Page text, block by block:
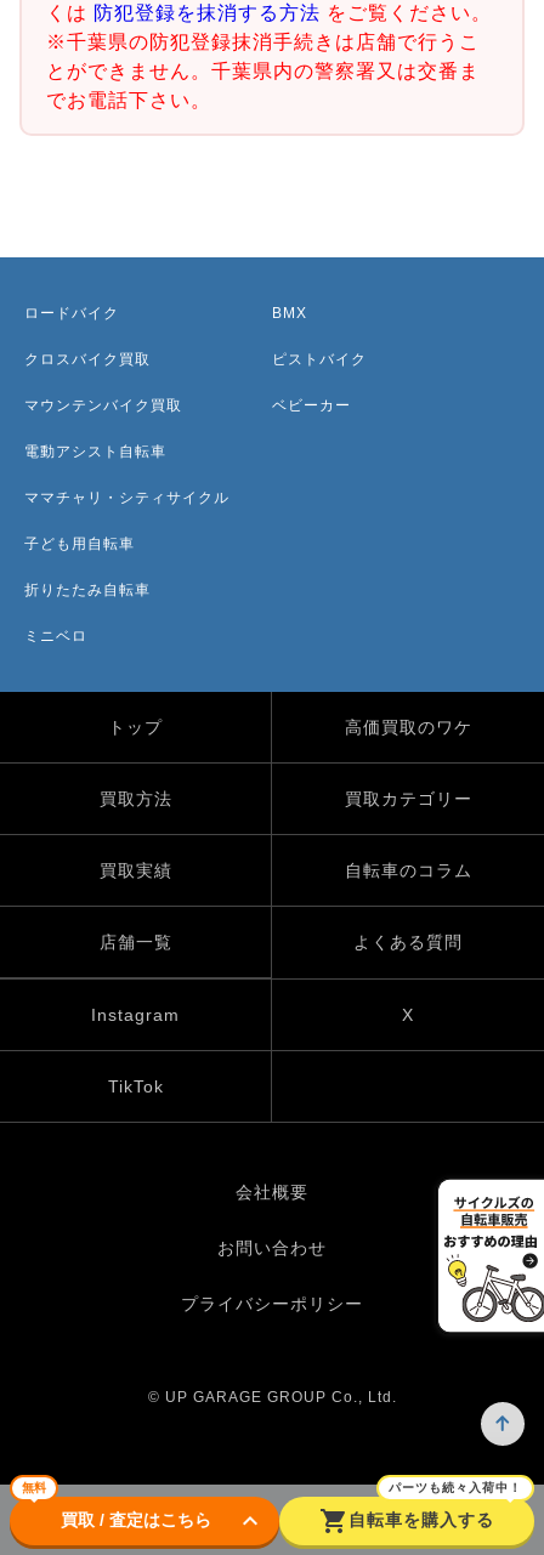
くは 防犯登録を抹消する方法 をご覧ください。
※千葉県の防犯登録抹消手続きは店舗で行うこ
とができません。千葉県内の警察署又は交番ま
でお電話下さい。
無料
買取 / 査定はこちら keyboard_arrow_down shopping_cart
パーツも続々入荷中！
自転車を購入する
ロードバイク
クロスバイク買取
マウンテンバイク買取
電動アシスト自転車
ママチャリ・シティサイクル
子ども用自転車
折りたたみ自転車
ミニベロ
BMX
ピストバイク
ベビーカー
トップ 高価買取のワケ
買取方法 買取カテゴリー
買取実績 自転車のコラム
店舗一覧 よくある質問
Instagram X
TikTok
会社概要
お問い合わせ
プライバシーポリシー
© UP GARAGE GROUP Co., Ltd.